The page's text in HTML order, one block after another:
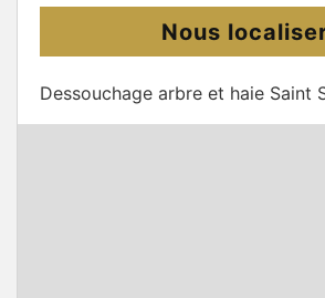
Nous
Dessouchage arbre et haie Saint